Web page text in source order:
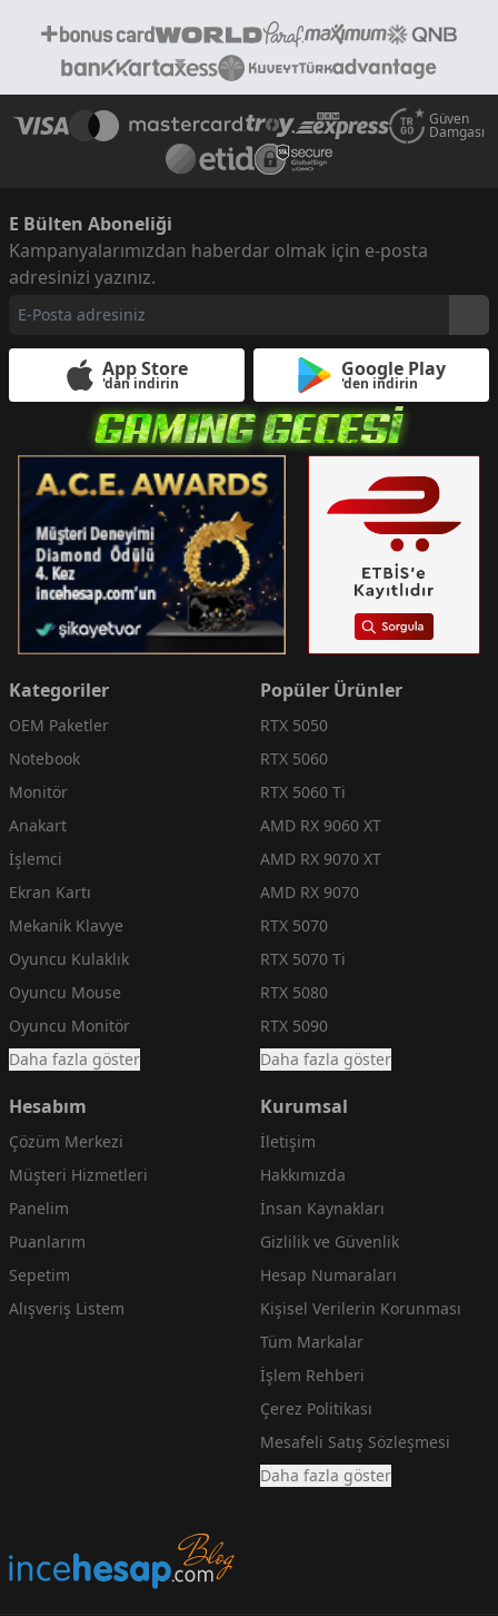
Güven
Damgası
E Bülten Aboneliği
Kampanyalarımızdan haberdar olmak için e-posta
adresinizi yazınız.
App Store
'dan indirin
Google Play
'den indirin
Kategoriler
OEM Paketler
Notebook
Monitör
Anakart
İşlemci
Ekran Kartı
Mekanik Klavye
Oyuncu Kulaklık
Oyuncu Mouse
Oyuncu Monitör
Daha fazla göster
Popüler Ürünler
RTX 5050
RTX 5060
RTX 5060 Ti
AMD RX 9060 XT
AMD RX 9070 XT
AMD RX 9070
RTX 5070
RTX 5070 Ti
RTX 5080
RTX 5090
Daha fazla göster
Hesabım
Çözüm Merkezi
Müşteri Hizmetleri
Panelim
Puanlarım
Sepetim
Alışveriş Listem
Kurumsal
İletişim
Hakkımızda
İnsan Kaynakları
Gizlilik ve Güvenlik
Hesap Numaraları
Kişisel Verilerin Korunması
Tüm Markalar
İşlem Rehberi
Çerez Politikası
Mesafeli Satış Sözleşmesi
Daha fazla göster